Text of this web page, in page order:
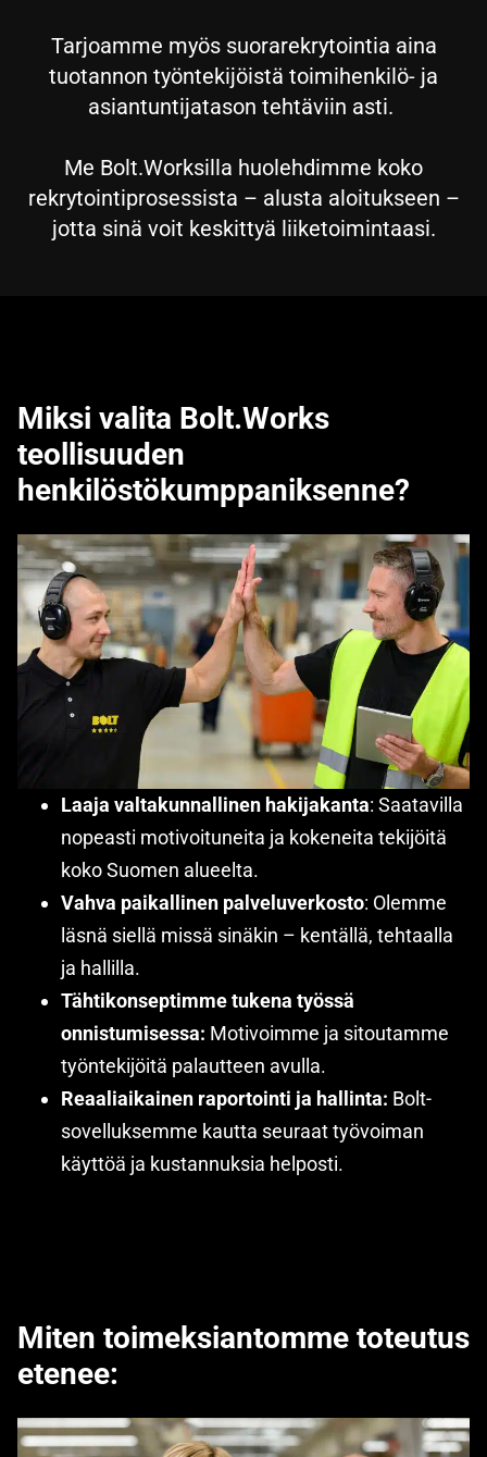
Tarjoamme myös suorarekrytointia aina
tuotannon työntekijöistä toimihenkilö- ja
asiantuntijatason tehtäviin asti.
Me Bolt.Worksilla huolehdimme koko
rekrytointiprosessista – alusta aloitukseen –
jotta sinä voit keskittyä liiketoimintaasi.
Miksi valita Bolt.Works
teollisuuden
henkilöstökumppaniksenne?
Laaja valtakunnallinen hakijakanta: Saatavilla
nopeasti motivoituneita ja kokeneita tekijöitä
koko Suomen alueelta.
Vahva paikallinen palveluverkosto: Olemme
läsnä siellä missä sinäkin – kentällä, tehtaalla
ja hallilla.
Tähtikonseptimme tukena työssä
onnistumisessa: Motivoimme ja sitoutamme
työntekijöitä palautteen avulla.
Reaaliaikainen raportointi ja hallinta: Bolt-
sovelluksemme kautta seuraat työvoiman
käyttöä ja kustannuksia helposti.
Miten toimeksiantomme toteutus
etenee: